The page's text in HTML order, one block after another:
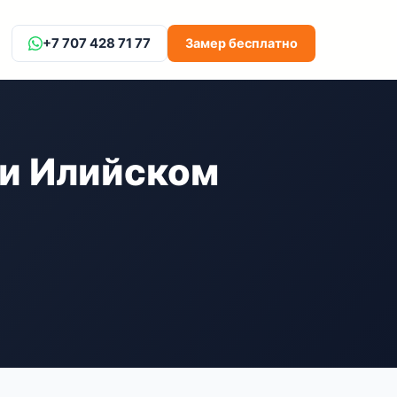
+7 707 428 71 77 Замер бесплатно
Илийском